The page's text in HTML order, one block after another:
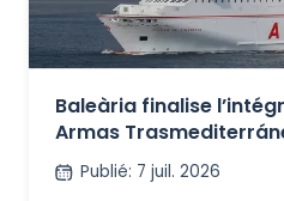
Baleària finalise
Armas
réseau maritime entre
l’Afrique du Nord
Publié: 7 juil. 2026